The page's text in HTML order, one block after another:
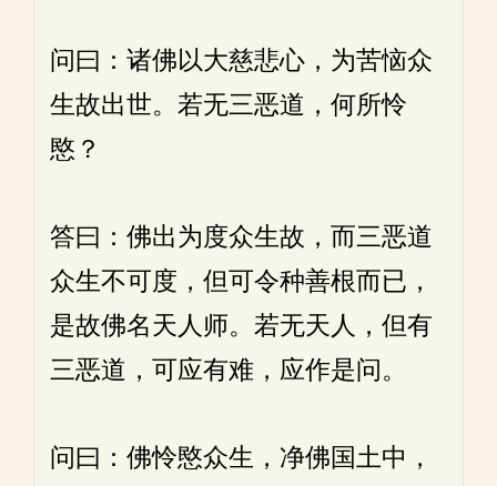
问曰：诸佛以大慈悲心，为苦恼众
生故出世。若无三恶道，何所怜
愍？
答曰：佛出为度众生故，而三恶道
众生不可度，但可令种善根而已，
是故佛名天人师。若无天人，但有
三恶道，可应有难，应作是问。
问曰：佛怜愍众生，净佛国土中，